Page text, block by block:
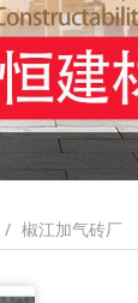
椒江加气砖厂